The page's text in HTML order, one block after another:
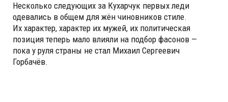
Несколько следующих за Кухарчук первых леди
одевались в общем для жён чиновников стиле.
Их характер, характер их мужей, их политическая
позиция теперь мало влияли на подбор фасонов —
пока у руля страны не стал Михаил Сергеевич
Горбачёв.